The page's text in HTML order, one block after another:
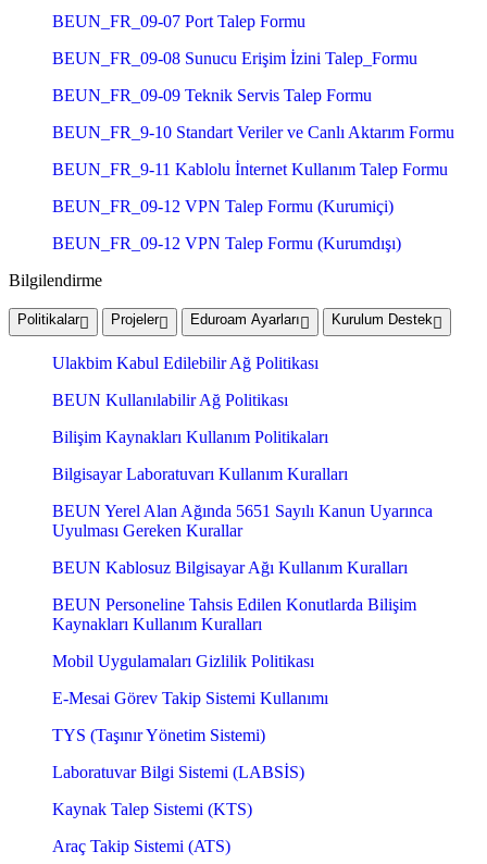
BEUN_FR_09-07 Port Talep Formu
BEUN_FR_09-08 Sunucu Erişim İzini Talep_Formu
BEUN_FR_09-09 Teknik Servis Talep Formu
BEUN_FR_9-10 Standart Veriler ve Canlı Aktarım Formu
BEUN_FR_9-11 Kablolu İnternet Kullanım Talep Formu
BEUN_FR_09-12 VPN Talep Formu (Kurumiçi)
BEUN_FR_09-12 VPN Talep Formu (Kurumdışı)
Bilgilendirme
Politikalar Projeler Eduroam Ayarları Kurulum Destek
Ulakbim Kabul Edilebilir Ağ Politikası
BEUN Kullanılabilir Ağ Politikası
Bilişim Kaynakları Kullanım Politikaları
Bilgisayar Laboratuvarı Kullanım Kuralları
BEUN Yerel Alan Ağında 5651 Sayılı Kanun Uyarınca
Uyulması Gereken Kurallar
BEUN Kablosuz Bilgisayar Ağı Kullanım Kuralları
BEUN Personeline Tahsis Edilen Konutlarda Bilişim
Kaynakları Kullanım Kuralları
Mobil Uygulamaları Gizlilik Politikası
E-Mesai Görev Takip Sistemi Kullanımı
TYS (Taşınır Yönetim Sistemi)
Laboratuvar Bilgi Sistemi (LABSİS)
Kaynak Talep Sistemi (KTS)
Araç Takip Sistemi (ATS)